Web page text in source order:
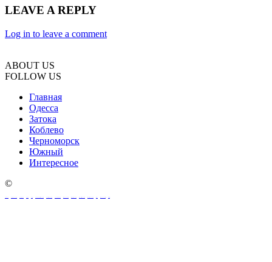
LEAVE A REPLY
Log in to leave a comment
ABOUT US
FOLLOW US
Главная
Одесса
Затока
Коблево
Черноморск
Южный
Интересное
©